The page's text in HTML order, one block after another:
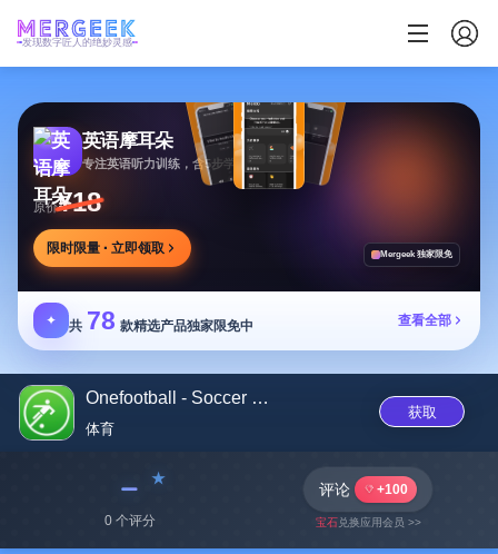
发现数字匠人的绝妙灵感
英语摩耳朵
原价¥18
限时限量 · 立即领取 Mergeek 独家限免
✦ 共 78 款精选产品独家限免中 查看全部
Onefootball - Soccer News
体育
获取
﹣
0 个评分
评论 +100
宝石兑换应用会员 >>